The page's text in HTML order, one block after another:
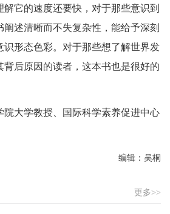
解它的速度还要快，对于那些意识到
述清晰而不失复杂性，能给予深刻
识形态色彩。对于那些想了解世界发
背后原因的读者，这本书也是很好的
院大学教授、国际科学素养促进中心
编辑：吴桐
更多>>